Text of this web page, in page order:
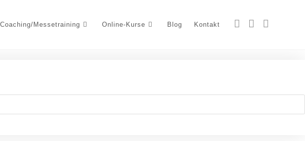
Coaching/Messetraining Online-Kurse Blog Kontakt